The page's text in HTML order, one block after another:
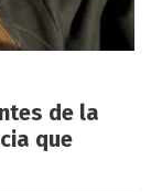
de la
que